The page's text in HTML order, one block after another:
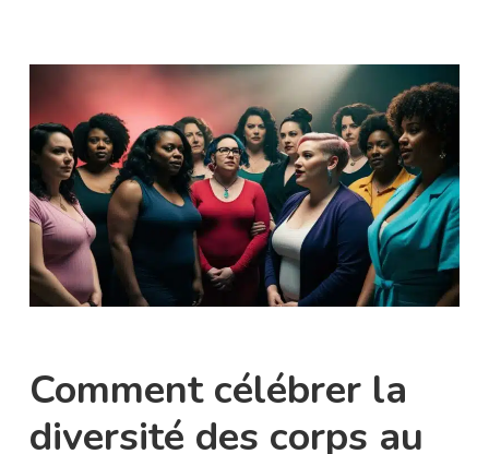
Comment célébrer la
diversité des corps au